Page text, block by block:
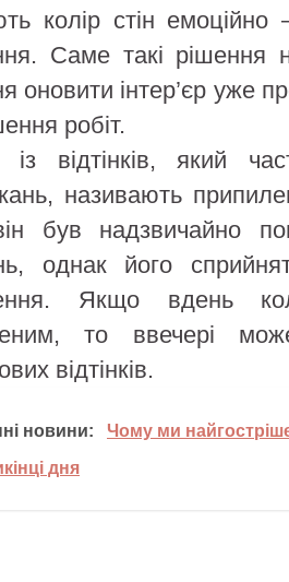
колір стін
Саме такі рішення
оновити інтер’єр уже
робіт.
відтінків, який
називають
був надзвичайно
однак його
Якщо вдень
то ввечері
відтінків.
новини:
Чому ми
дня